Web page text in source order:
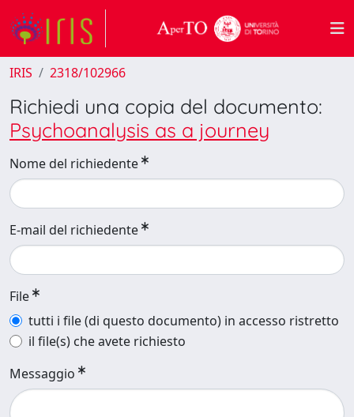
IRIS 2318/102966
Richiedi una copia del documento:
Psychoanalysis as a journey
Nome del richiedente
E-mail del richiedente
File
tutti i file (di questo documento) in accesso ristretto
il file(s) che avete richiesto
Messaggio